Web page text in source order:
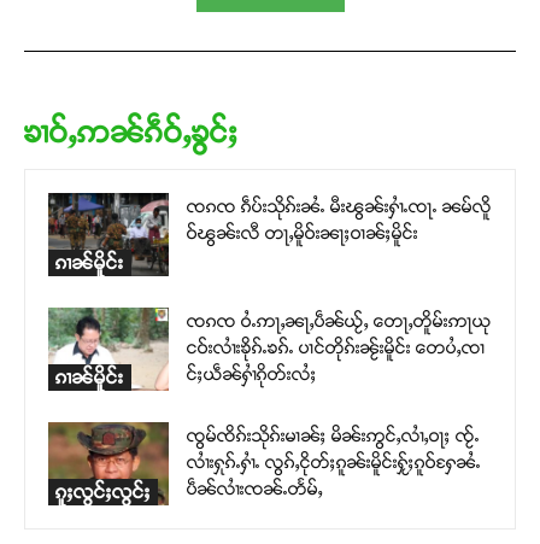
ၶၢဝ်ႇဢၼ်ၵဵဝ်ႇၶွင်ႈ
ၵၢၼ်မိူင်း
ၸၵၸ ၵဵပ်းသိုၵ်းၼႆႉ မီးၽွၼ်းႁၢႆႉၸႃႉ ၼမ်လိူ
ဝ်ၽွၼ်းလီ တႃႇမိူဝ်းၼႃႈဝၢၼ်ႈမိူင်း
ၵၢၼ်မိူင်း
ၸၵၸ ဝႆႉဢႃႇၼႃႇပဵၼ်ယႂ်ႇ တေႃႇတိူမ်းဢႃယု
ငဝ်းလၢႆးၶိုၵ်ႉၶၵ်ႉ ပၢင်တိုၵ်းၼႂ်းမိူင်း တေပႆႇၸၢ
င်ႈယဵၼ်ႁၢႆၵိုတ်းလႆႈ
ၵူႈလွင်ႈလွင်ႈ
ၸွမ်ၸိၵ်းသိုၵ်းမၢၼ်ႈ မိၼ်းဢွင်ႇလၢႆႇဝႃႈ ၸႂ်ႉ
လၢႆးႁုၵ်ႉႁၢႆႉ လွၵ်ႇငိုတ်ႈၵူၼ်းမိူင်းႁႂ်ႈၵူဝ်ႁႄၼႆႉ
ပဵၼ်လၢႆးၸၼ်ႉတႅမ်ႇ